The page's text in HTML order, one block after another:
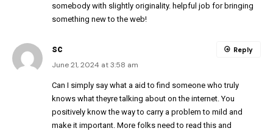
somebody with slightly originality. helpful job for bringing
something new to the web!
sc
June 21, 2024 at 3:58 am
Can I simply say what a aid to find someone who truly
knows what theyre talking about on the internet. You
positively know the way to carry a problem to mild and
make it important. More folks need to read this and
Reply